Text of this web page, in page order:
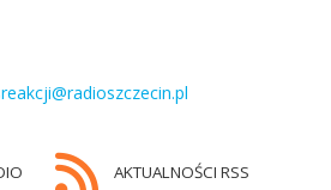
AKTUALNOŚCI RSS